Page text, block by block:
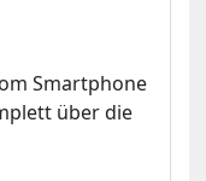
Smartphone
über die